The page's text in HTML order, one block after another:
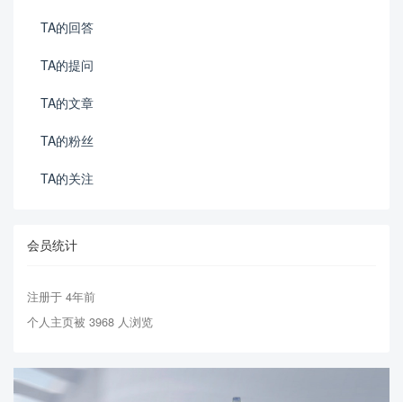
TA的回答
TA的提问
TA的文章
TA的粉丝
TA的关注
会员统计
注册于 4年前
个人主页被 3968 人浏览